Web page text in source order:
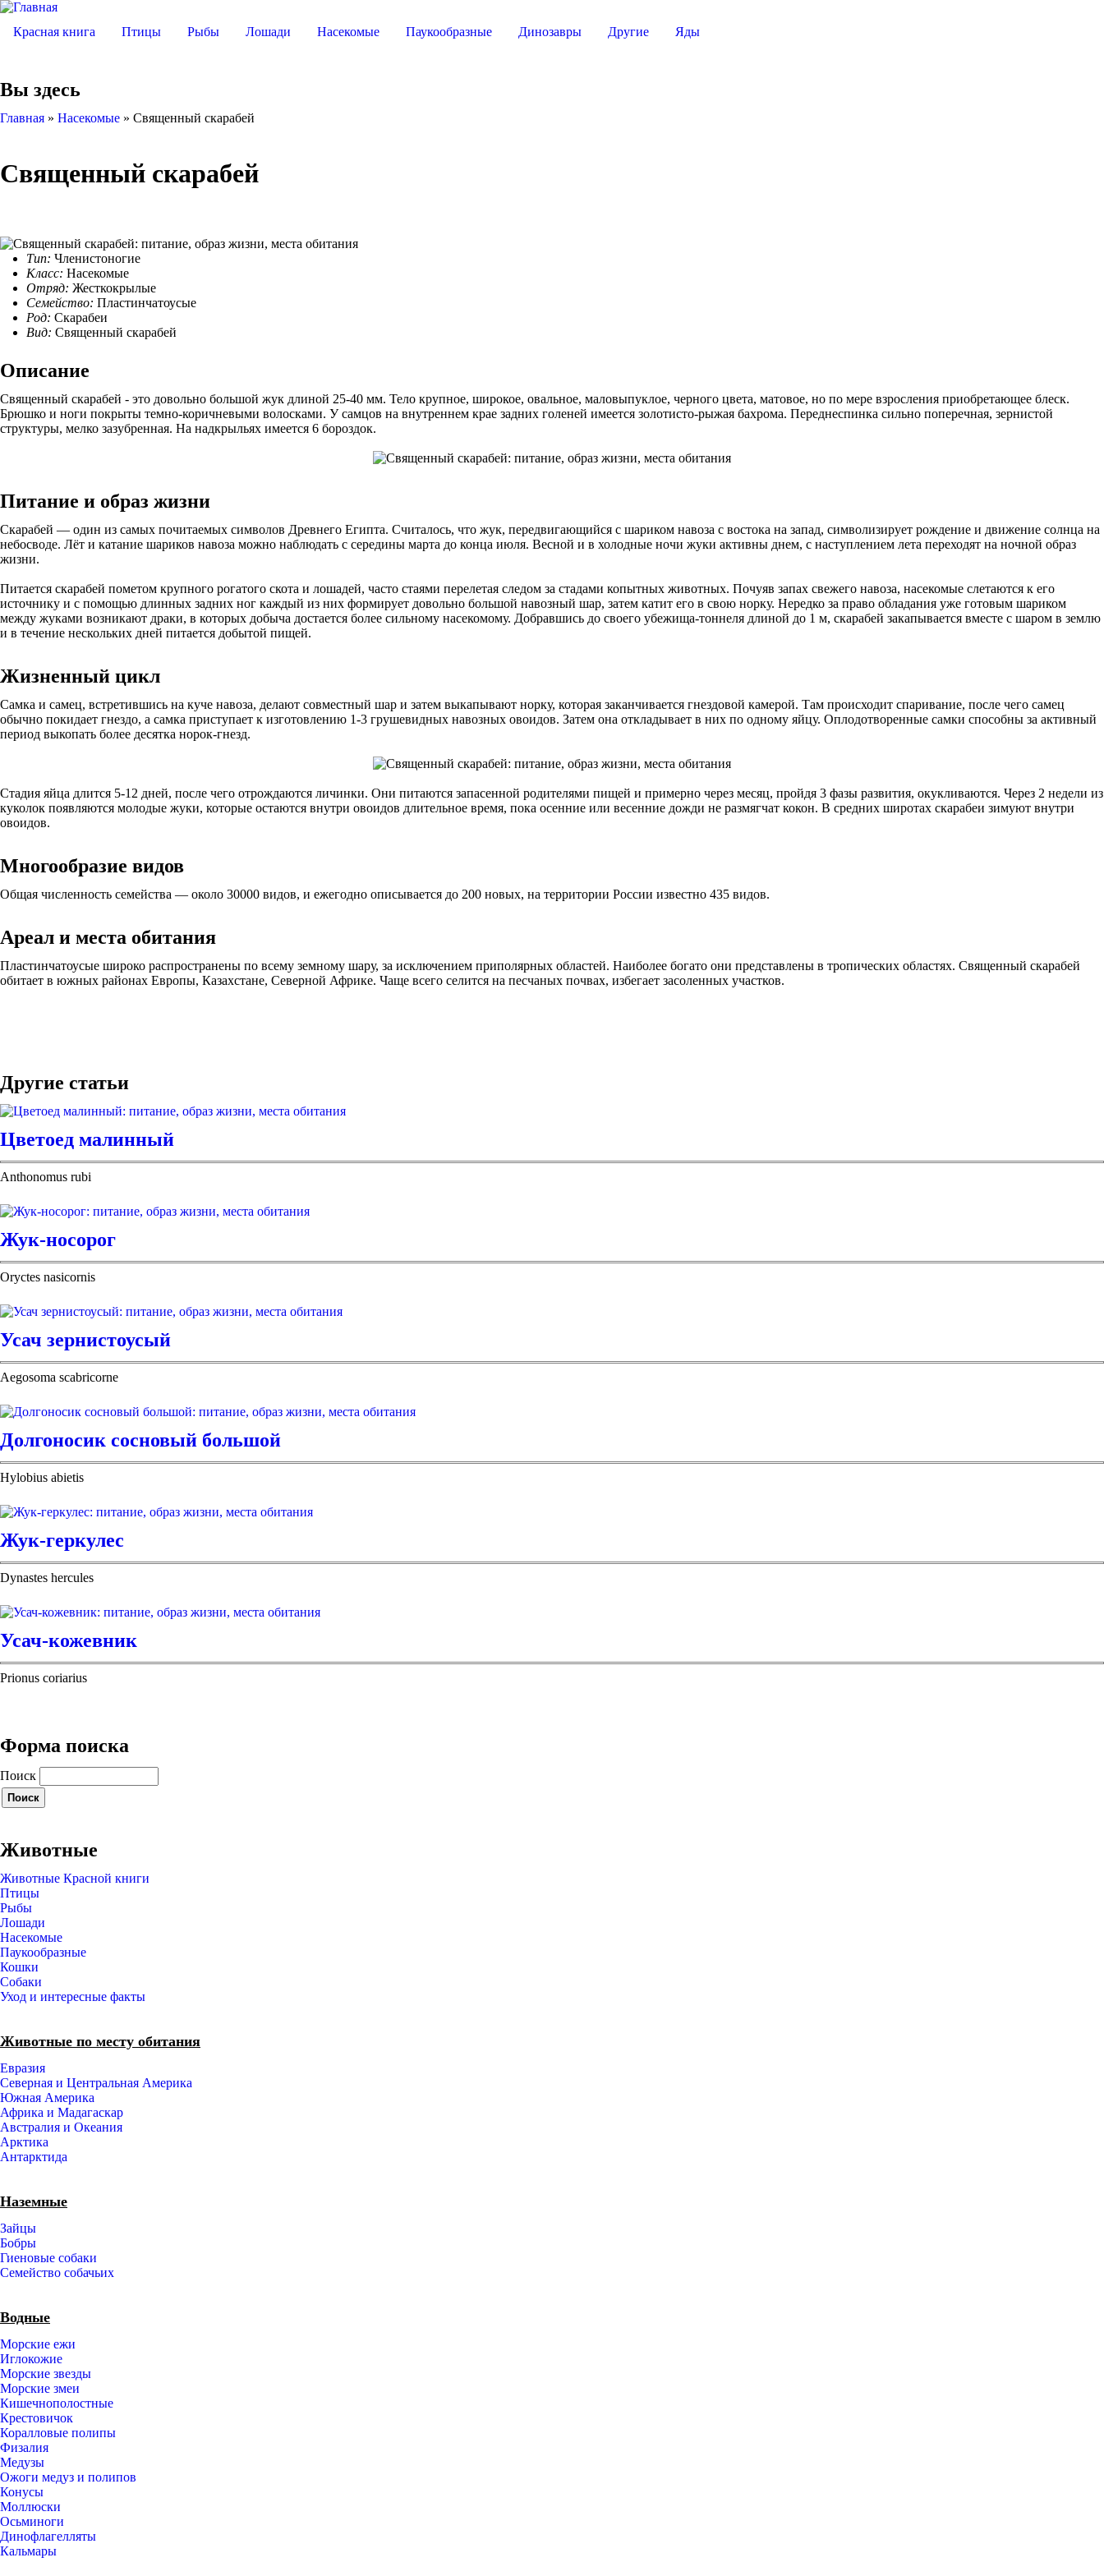
Красная книга Птицы Рыбы Лошади Насекомые Паукообразные Динозавры Другие Яды
Вы здесь
Главная » Насекомые » Священный скарабей
Священный скарабей
Тип: Членистоногие
Класс: Насекомые
Отряд: Жесткокрылые
Семейство: Пластинчатоусые
Род: Скарабеи
Вид: Священный скарабей
Описание
Священный скарабей - это довольно большой жук длиной 25-40 мм. Тело крупное, широкое, овальное, маловыпуклое, черного цвета, матовое, но по мере взросления приобретающее блеск.
Брюшко и ноги покрыты темно-коричневыми волосками. У самцов на внутреннем крае задних голеней имеется золотисто-рыжая бахрома. Переднеспинка сильно поперечная, зернистой
структуры, мелко зазубренная. На надкрыльях имеется 6 бороздок.
Питание и образ жизни
Скарабей — один из самых почитаемых символов Древнего Египта. Считалось, что жук, передвигающийся с шариком навоза с востока на запад, символизирует рождение и движение солнца на
небосводе. Лёт и катание шариков навоза можно наблюдать с середины марта до конца июля. Весной и в холодные ночи жуки активны днем, с наступлением лета переходят на ночной образ
жизни.
Питается скарабей пометом крупного рогатого скота и лошадей, часто стаями перелетая следом за стадами копытных животных. Почуяв запах свежего навоза, насекомые слетаются к его
источнику и с помощью длинных задних ног каждый из них формирует довольно большой навозный шар, затем катит его в свою норку. Нередко за право обладания уже готовым шариком
между жуками возникают драки, в которых добыча достается более сильному насекомому. Добравшись до своего убежища-тоннеля длиной до 1 м, скарабей закапывается вместе с шаром в землю
и в течение нескольких дней питается добытой пищей.
Жизненный цикл
Самка и самец, встретившись на куче навоза, делают совместный шар и затем выкапывают норку, которая заканчивается гнездовой камерой. Там происходит спаривание, после чего самец
обычно покидает гнездо, а самка приступает к изготовлению 1-3 грушевидных навозных овоидов. Затем она откладывает в них по одному яйцу. Оплодотворенные самки способны за активный
период выкопать более десятка норок-гнезд.
Стадия яйца длится 5-12 дней, после чего отрождаются личинки. Они питаются запасенной родителями пищей и примерно через месяц, пройдя 3 фазы развития, окукливаются. Через 2 недели из
куколок появляются молодые жуки, которые остаются внутри овоидов длительное время, пока осенние или весенние дожди не размягчат кокон. В средних широтах скарабеи зимуют внутри
овоидов.
Многообразие видов
Общая численность семейства — около 30000 видов, и ежегодно описывается до 200 новых, на территории России известно 435 видов.
Ареал и места обитания
Пластинчатоусые широко распространены по всему земному шару, за исключением приполярных областей. Наиболее богато они представлены в тропических областях. Священный скарабей
обитает в южных районах Европы, Казахстане, Северной Африке. Чаще всего селится на песчаных почвах, избегает засоленных участков.
Другие статьи
Цветоед малинный
Anthonomus rubi
Жук-носорог
Oryctes nasicornis
Усач зернистоусый
Aegosoma scabricorne
Долгоносик сосновый большой
Hylobius abietis
Жук-геркулес
Dynastes hercules
Усач-кожевник
Prionus coriarius
Форма поиска
Поиск
Животные
Животные Красной книги
Птицы
Рыбы
Лошади
Насекомые
Паукообразные
Кошки
Собаки
Уход и интересные факты
Животные по месту обитания
Евразия
Северная и Центральная Америка
Южная Америка
Африка и Мадагаскар
Австралия и Океания
Арктика
Антарктида
Наземные
Зайцы
Бобры
Гиеновые собаки
Семейство собачьих
Водные
Морские ежи
Иглокожие
Морские звезды
Морские змеи
Кишечнополостные
Крестовичок
Коралловые полипы
Физалия
Медузы
Ожоги медуз и полипов
Конусы
Моллюски
Осьминоги
Динофлагелляты
Кальмары